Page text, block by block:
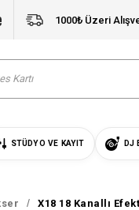
1000₺ Üzeri
STÜDYO VE KAYIT DJ
X18 18 Kanallı